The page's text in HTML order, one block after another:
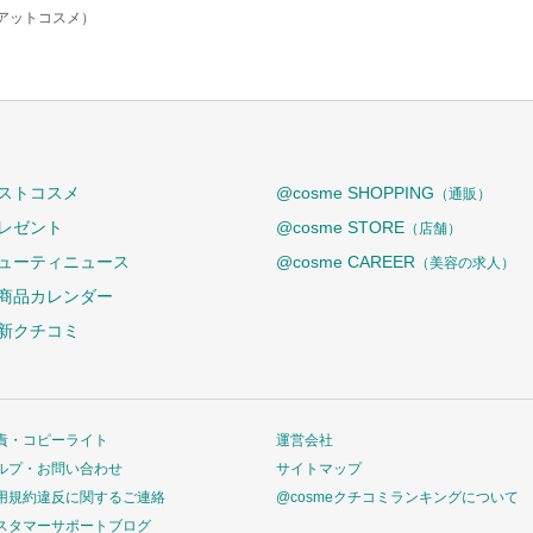
ットコスメ）
トコスメ
ゼント
ーティニュース
品カレンダー
クチコミ
@cosme SHOPPING （通販）
@cosme STORE （店舗）
@cosme CAREER （美容の求人）
・コピーライト
プ・お問い合わせ
規約違反に関するご連絡
タマーサポートブログ
運営会社
サイトマップ
@cosmeクチコミランキングについて